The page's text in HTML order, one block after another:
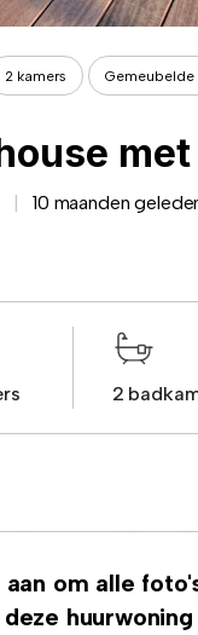
2 kamers Gemeubelde
10 maanden
2
om alle
in Leopoldlaan
stijlvolle en
keuken is